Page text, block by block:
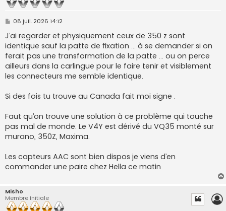
M
s
s
a
g
e
08 juil. 2026 14:12
J’ai regarder et physiquement ceux de 350 z sont
identique sauf la patte de fixation ... à se demander si on
ferait pas une transformation de la patte ... ou on perce
ailleurs dans la carlingue pour le faire tenir et visiblement
les connecteurs me semble identique.
Si des fois tu trouve au Canada fait moi signe .
Faut qu’on trouve une solution à ce problème qui touche
pas mal de monde. Le V4Y est dérivé du VQ35 monté sur
murano, 350Z, Maxima.
Les capteurs AAC sont bien dispos je viens d’en
commander une paire chez Hella ce matin
Misho
Membre Initiale